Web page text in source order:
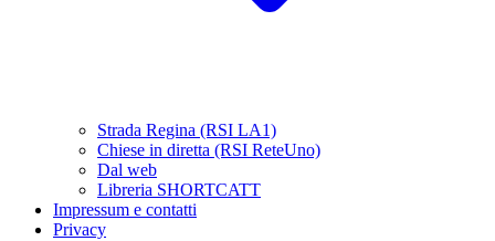
Strada Regina (RSI LA1)
Chiese in diretta (RSI ReteUno)
Dal web
Libreria SHORTCATT
Impressum e contatti
Privacy